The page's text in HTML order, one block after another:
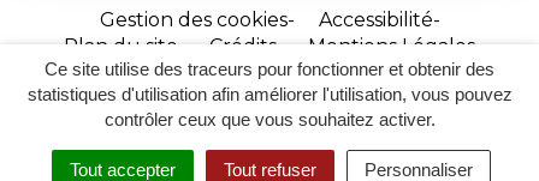
Ce site utilise des traceurs pour fonctionner et obtenir des
statistiques d'utilisation afin améliorer l'utilisation, vous pouvez
contrôler ceux que vous souhaitez activer.
Tout accepter Tout refuser Personnaliser
Gestion des cookies
Accessibilité
Plan du site
Crédits
Mentions Légales
Site
réalisé
par
Inovagora